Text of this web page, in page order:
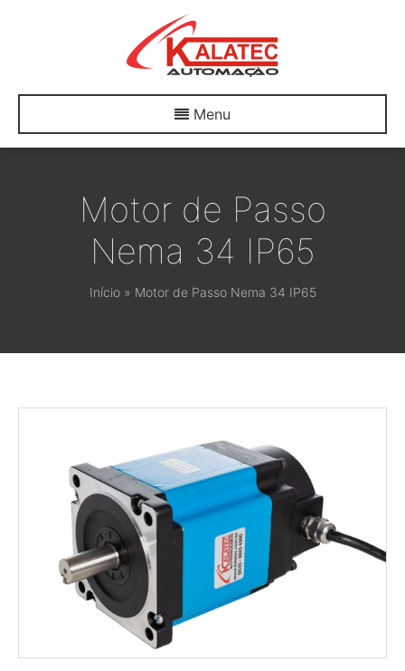
Menu
Motor de Passo
Nema 34 IP65
Início» Motor de Passo Nema 34 IP65